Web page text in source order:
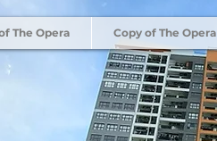
The Opera Copy of The Opera